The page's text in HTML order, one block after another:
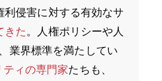
侵害に対する有効なサ
きた。人権ポリシーや人
業界標準を満たしてい
ィの専門家たちも、